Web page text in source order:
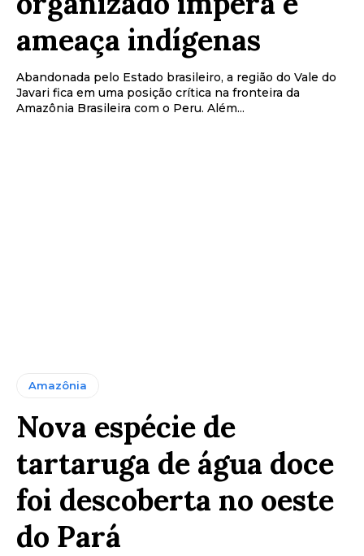
ameaça indígenas
Abandonada pelo Estado brasileiro, a região do Vale do
Javari fica em uma posição crítica na fronteira da
Amazônia Brasileira com o Peru. Além...
Amazônia
Nova espécie de
tartaruga de água doce
foi descoberta no oeste
do Pará